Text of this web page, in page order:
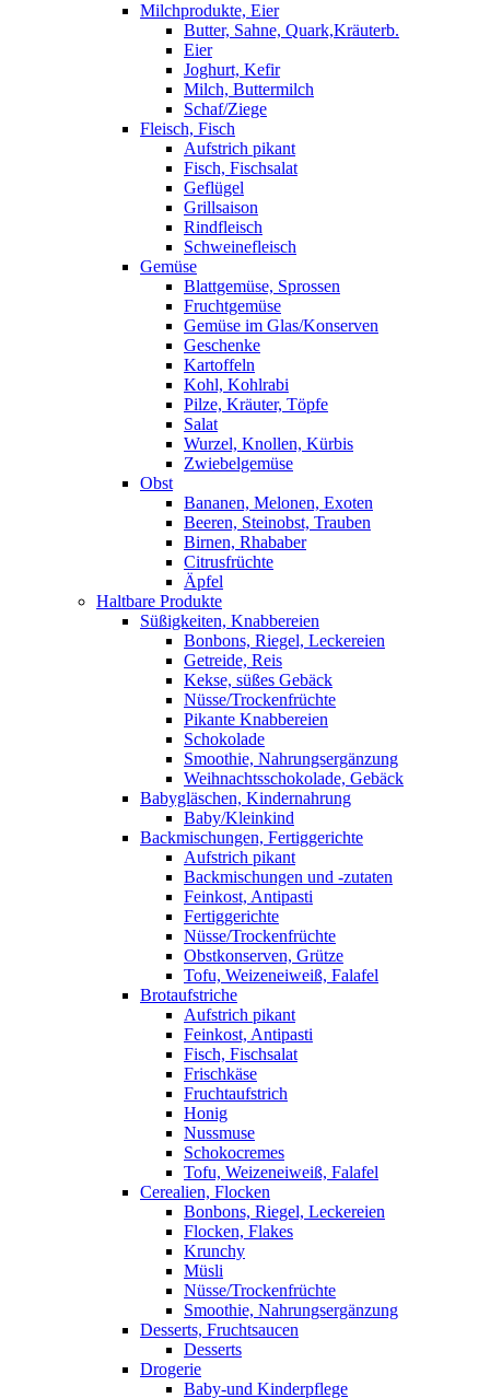
Milchprodukte, Eier
Butter, Sahne, Quark,Kräuterb.
Eier
Joghurt, Kefir
Milch, Buttermilch
Schaf/Ziege
Fleisch, Fisch
Aufstrich pikant
Fisch, Fischsalat
Geflügel
Grillsaison
Rindfleisch
Schweinefleisch
Gemüse
Blattgemüse, Sprossen
Fruchtgemüse
Gemüse im Glas/Konserven
Geschenke
Kartoffeln
Kohl, Kohlrabi
Pilze, Kräuter, Töpfe
Salat
Wurzel, Knollen, Kürbis
Zwiebelgemüse
Obst
Bananen, Melonen, Exoten
Beeren, Steinobst, Trauben
Birnen, Rhababer
Citrusfrüchte
Äpfel
Haltbare Produkte
Süßigkeiten, Knabbereien
Bonbons, Riegel, Leckereien
Getreide, Reis
Kekse, süßes Gebäck
Nüsse/Trockenfrüchte
Pikante Knabbereien
Schokolade
Smoothie, Nahrungsergänzung
Weihnachtsschokolade, Gebäck
Babygläschen, Kindernahrung
Baby/Kleinkind
Backmischungen, Fertiggerichte
Aufstrich pikant
Backmischungen und -zutaten
Feinkost, Antipasti
Fertiggerichte
Nüsse/Trockenfrüchte
Obstkonserven, Grütze
Tofu, Weizeneiweiß, Falafel
Brotaufstriche
Aufstrich pikant
Feinkost, Antipasti
Fisch, Fischsalat
Frischkäse
Fruchtaufstrich
Honig
Nussmuse
Schokocremes
Tofu, Weizeneiweiß, Falafel
Cerealien, Flocken
Bonbons, Riegel, Leckereien
Flocken, Flakes
Krunchy
Müsli
Nüsse/Trockenfrüchte
Smoothie, Nahrungsergänzung
Desserts, Fruchtsaucen
Desserts
Drogerie
Baby-und Kinderpflege